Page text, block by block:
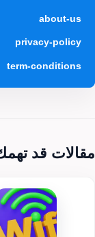
about-us
privacy-policy
term-conditions
مقالات قد